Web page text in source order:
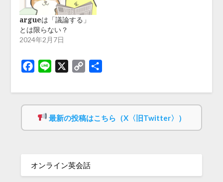
argueは「議論する」
とは限らない？
2024年2月7日
Facebook
Line
Copy
最新の投稿はこちら（X〈旧Twitter〉）
オンライン英会話